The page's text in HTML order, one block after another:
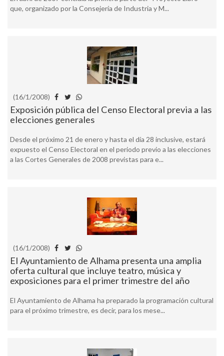
que, organizado por la Consejería de Industria y M...
(16/1/2008)
Exposición pública del Censo Electoral previa a las
elecciones generales
Desde el próximo 21 de enero y hasta el día 28 inclusive, estará
expuesto el Censo Electoral en el periodo previo a las elecciones
a las Cortes Generales de 2008 previstas para e...
(16/1/2008)
El Ayuntamiento de Alhama presenta una amplia
oferta cultural que incluye teatro, música y
exposiciones para el primer trimestre del año
El Ayuntamiento de Alhama ha preparado la programación cultural
para el próximo trimestre, es decir, para los mese...